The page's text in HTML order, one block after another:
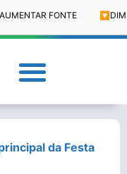
AUMENTAR FONTE 🔽
da Festa